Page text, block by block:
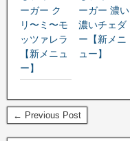
ーガー ク
リ〜ミ〜モ
ッツァレラ
【新メニュ
ー】
ーガー 濃い
濃いチェダ
ー【新メニ
ュー】
← Previous Post